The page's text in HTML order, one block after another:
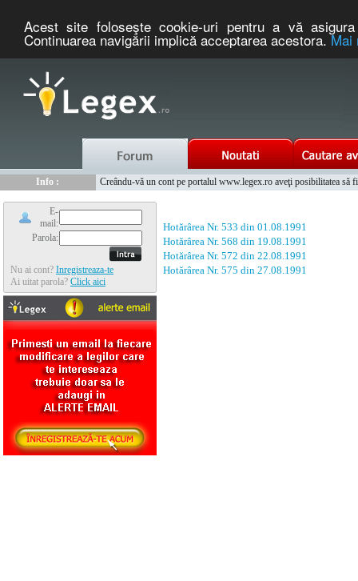
Acest site foloseşte cookie-uri pentru a vă
Continuarea navigării implică acceptarea acestora.Mai
Info :
Creându-vă un cont pe portalul www.legex.ro aveţi posibilitatea să
E-
mail:
Parola:
Nu ai cont? Inregistreaza-te
Ai uitat parola? Click aici
Hotărârea Nr. 533 din 01.08.1991
Hotărârea Nr. 568 din 19.08.1991
Hotărârea Nr. 572 din 22.08.1991
Hotărârea Nr. 575 din 27.08.1991